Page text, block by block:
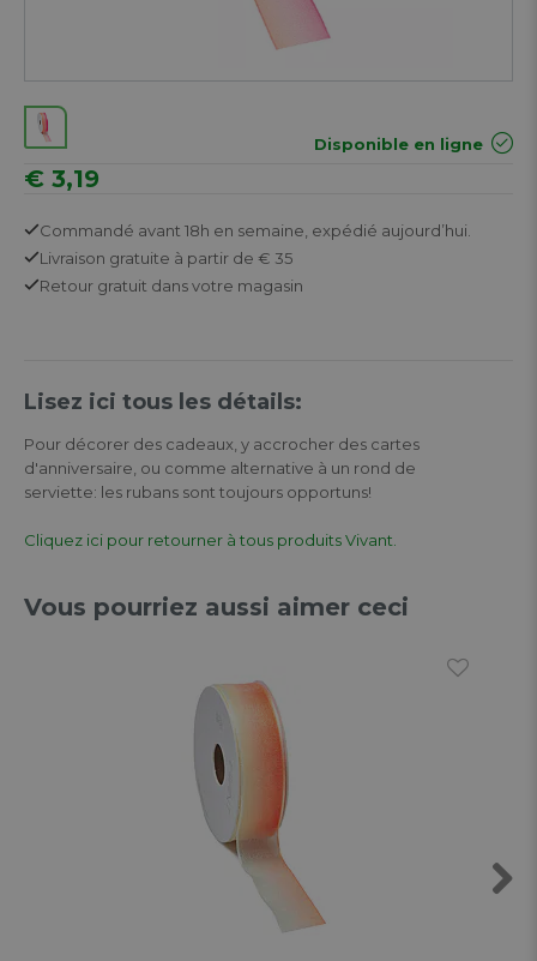
Disponible en ligne
€ 3,19
Commandé avant 18h en semaine, expédié aujourd’hui.
Livraison gratuite à partir de € 35
Retour gratuit dans votre magasin
Lisez ici tous les détails:
Pour décorer des cadeaux, y accrocher des cartes
d'anniversaire, ou comme alternative à un rond de
serviette: les rubans sont toujours opportuns!
Cliquez ici pour retourner à tous produits Vivant.
Vous pourriez aussi aimer ceci